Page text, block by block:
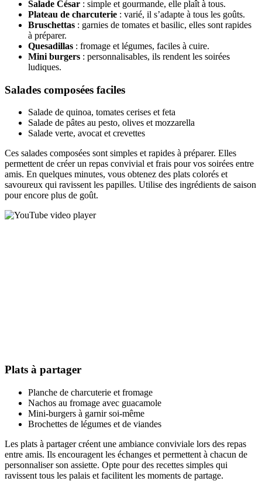
Salade César : simple et gourmande, elle plaît à tous.
Plateau de charcuterie : varié, il s’adapte à tous les goûts.
Bruschettas : garnies de tomates et basilic, elles sont rapides
à préparer.
Quesadillas : fromage et légumes, faciles à cuire.
Mini burgers : personnalisables, ils rendent les soirées
ludiques.
Salades composées faciles
Salade de quinoa, tomates cerises et feta
Salade de pâtes au pesto, olives et mozzarella
Salade verte, avocat et crevettes
Ces salades composées sont simples et rapides à préparer. Elles
permettent de créer un repas convivial et frais pour vos soirées entre
amis. En quelques minutes, vous obtenez des plats colorés et
savoureux qui ravissent les papilles. Utilise des ingrédients de saison
pour encore plus de goût.
Plats à partager
Planche de charcuterie et fromage
Nachos au fromage avec guacamole
Mini-burgers à garnir soi-même
Brochettes de légumes et de viandes
Les plats à partager créent une ambiance conviviale lors des repas
entre amis. Ils encouragent les échanges et permettent à chacun de
personnaliser son assiette. Opte pour des recettes simples qui
ravissent tous les palais et facilitent les moments de partage.